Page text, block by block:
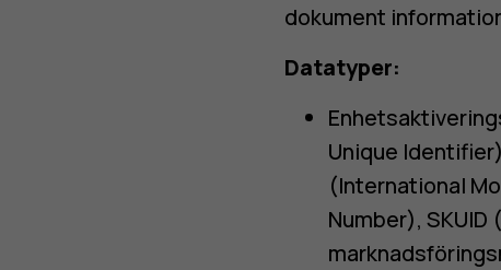
dokument
Datatyper:
Unique
(International
Number),